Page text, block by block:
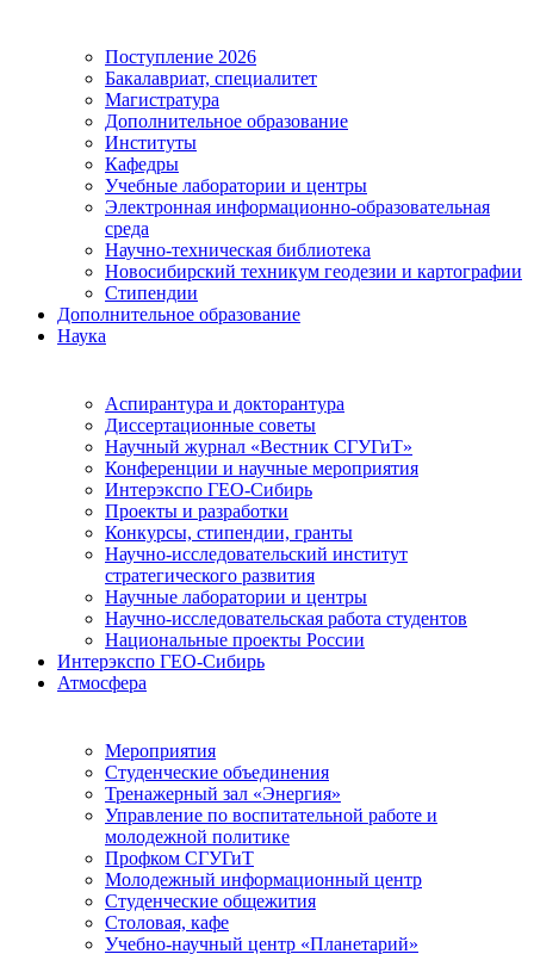
Поступление 2026
Бакалавриат, специалитет
Магистратура
Дополнительное образование
Институты
Кафедры
Учебные лаборатории и центры
Электронная информационно-образовательная
среда
Научно-техническая библиотека
Новосибирский техникум геодезии и картографии
Стипендии
Дополнительное образование
Наука
Аспирантура и докторантура
Диссертационные советы
Научный журнал «Вестник СГУГиТ»
Конференции и научные мероприятия
Интерэкспо ГЕО-Сибирь
Проекты и разработки
Конкурсы, стипендии, гранты
Научно-исследовательский институт
стратегического развития
Научные лаборатории и центры
Научно-исследовательская работа студентов
Национальные проекты России
Интерэкспо ГЕО-Сибирь
Атмосфера
Мероприятия
Студенческие объединения
Тренажерный зал «Энергия»
Управление по воспитательной работе и
молодежной политике
Профком СГУГиТ
Молодежный информационный центр
Студенческие общежития
Столовая, кафе
Учебно-научный центр «Планетарий»